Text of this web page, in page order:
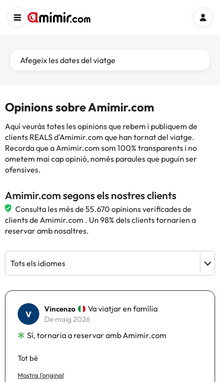
Afegeix les dates del viatge
Opinions sobre Amimir.com
Aquí veuràs totes les opinions que rebem i publiquem de
clients REALS d'Amimir.com que han tornat del viatge.
Recorda que a Amimir.com som 100% transparents i no
ometem mai cap opinió, només paraules que puguin ser
ofensives.
Amimir.com segons els nostres clients
Consulta les més de 55.670 opinions verificades de
clients de Amimir.com . Un 98% dels clients tornarien a
reservar amb nosaltres.